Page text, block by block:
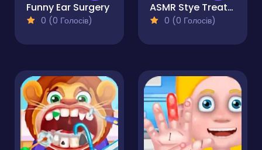
Funny Ear Surgery
0 (0 Голосів)
ASMR Stye Treatment
0 (0 Голосів)